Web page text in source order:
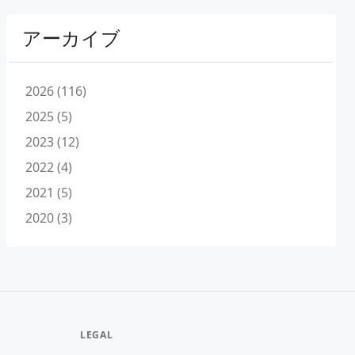
アーカイブ
2026 (116)
2025 (5)
2023 (12)
2022 (4)
2021 (5)
2020 (3)
LEGAL